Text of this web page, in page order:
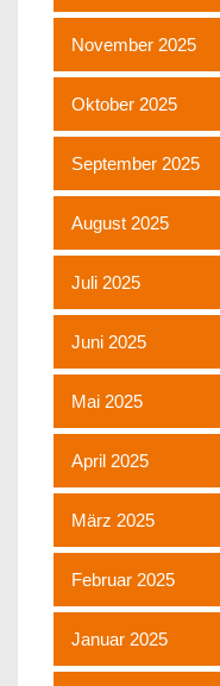
November 2025
Oktober 2025
September 2025
August 2025
Juli 2025
Juni 2025
Mai 2025
April 2025
März 2025
Februar 2025
Januar 2025